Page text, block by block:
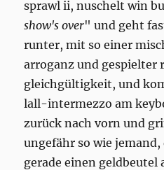
sprawl ii, nuschelt win
show's over" und geht
runter, mit so einer
arroganz und gespielter
gleichgültigkeit, und
lall-intermezzo am
zurück nach vorn und
ungefähr so wie
gerade einen